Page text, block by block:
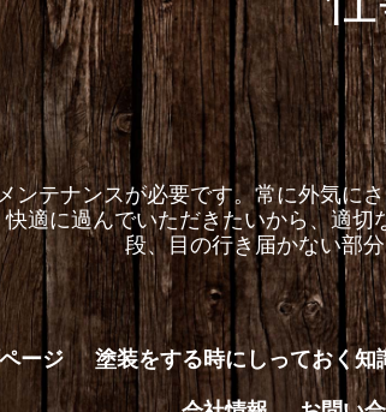
ンテナンスが必要です。常に外気に
適に過んでいただきたいから、適
段、目の行き届かない部
ージ 塗装をする時にしっておく知